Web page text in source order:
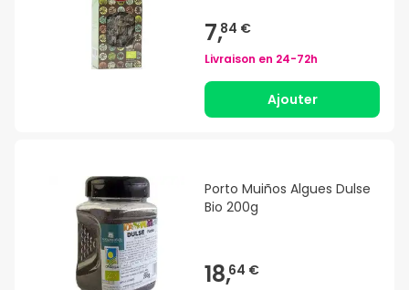
7,84 €
Livraison en 24-72h
Ajouter
Porto Muiños Algues Dulse
Bio 200g
18,64 €